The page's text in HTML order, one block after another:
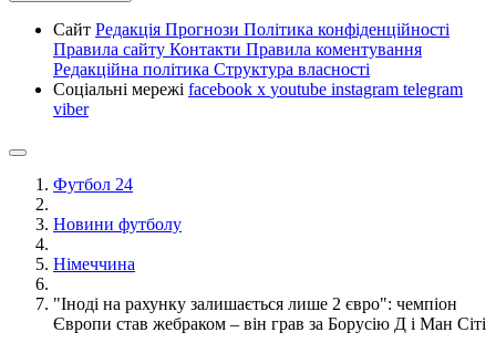
Сайт Редакція Прогнози Політика конфіденційності
Правила сайту Контакти Правила коментування
Редакційна політика Структура власності
Соціальні мережі facebook x youtube instagram telegram
viber
Футбол 24
Новини футболу
Німеччина
"Іноді на рахунку залишається лише 2 євро": чемпіон
Європи став жебраком – він грав за Борусію Д і Ман Сіті